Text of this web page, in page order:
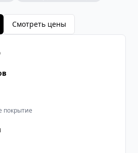
Смотреть цены
покрытие